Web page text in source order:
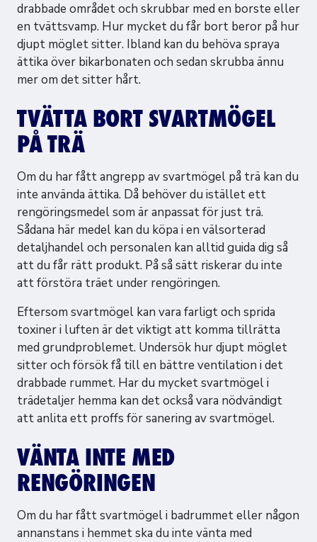
drabbade området och skrubbar med en borste eller
en tvättsvamp. Hur mycket du får bort beror på hur
djupt möglet sitter. Ibland kan du behöva spraya
ättika över bikarbonaten och sedan skrubba ännu
mer om det sitter hårt.
TVÄTTA BORT SVARTMÖGEL
PÅ TRÄ
Om du har fått angrepp av svartmögel på trä kan du
inte använda ättika. Då behöver du istället ett
rengöringsmedel som är anpassat för just trä.
Sådana här medel kan du köpa i en välsorterad
detaljhandel och personalen kan alltid guida dig så
att du får rätt produkt. På så sätt riskerar du inte
att förstöra träet under rengöringen.
Eftersom svartmögel kan vara farligt och sprida
toxiner i luften är det viktigt att komma tillrätta
med grundproblemet. Undersök hur djupt möglet
sitter och försök få till en bättre ventilation i det
drabbade rummet. Har du mycket svartmögel i
trädetaljer hemma kan det också vara nödvändigt
att anlita ett proffs för sanering av svartmögel.
VÄNTA INTE MED
RENGÖRINGEN
Om du har fått svartmögel i badrummet eller någon
annanstans i hemmet ska du inte vänta med